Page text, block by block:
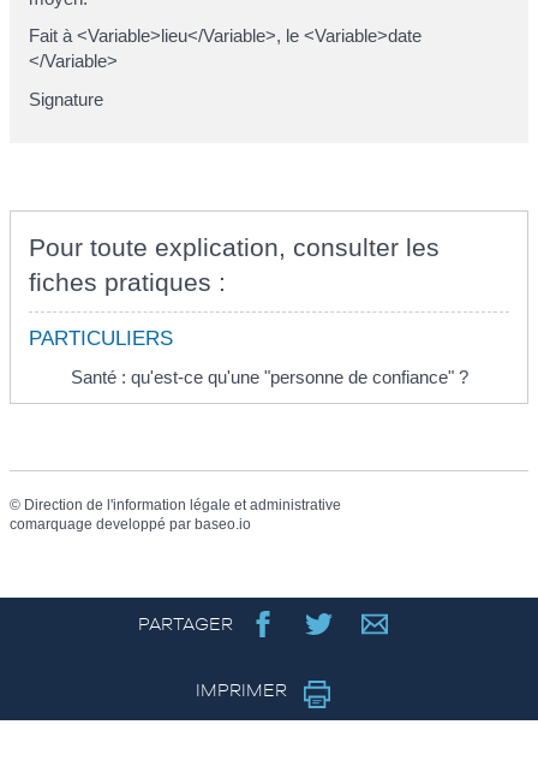
Fait à <Variable>lieu</Variable>, le <Variable>date
</Variable>
Signature
Pour toute explication, consulter les
fiches pratiques :
PARTICULIERS
Santé : qu'est-ce qu'une "personne de confiance" ?
© Direction de l'information légale et administrative
comarquage developpé par baseo.io
PARTAGER
IMPRIMER